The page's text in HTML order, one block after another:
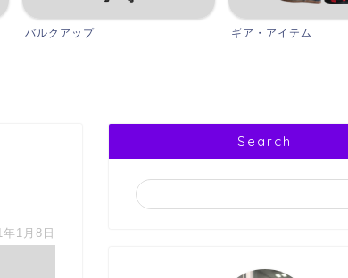
バルクアップ ギア・アイテム
1月8日
Search